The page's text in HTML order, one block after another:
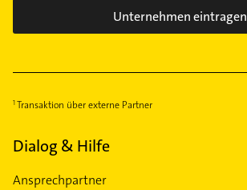
Unternehmen eintragen
Transaktion über externe Partner
Dialog & Hilfe
Ansprechpartner